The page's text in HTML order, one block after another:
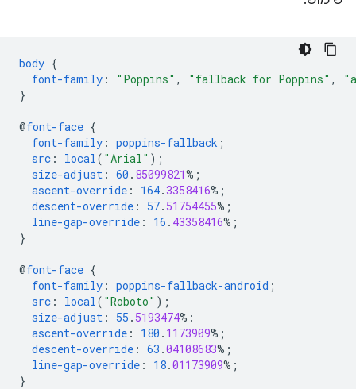
body {
font-family : "Poppins" , "fallback for Poppins" ,
}
@font-face {
font-family : poppins-fallback ;
src : local ( "Arial" );
size-adjust : 60 . 85099821%;
ascent-override : 164. 3358416%;
descent-override : 57. 51754455%;
line-gap-override : 16 . 43358416%;
}
@font-face {
font-family : poppins-fallback-android ;
src : local ( "Roboto" );
size-adjust : 55 . 5193474%:
ascent-override : 180 . 1173909%;
descent-override : 63 .04108683%;
line-gap-override : 18.01173909%;
}